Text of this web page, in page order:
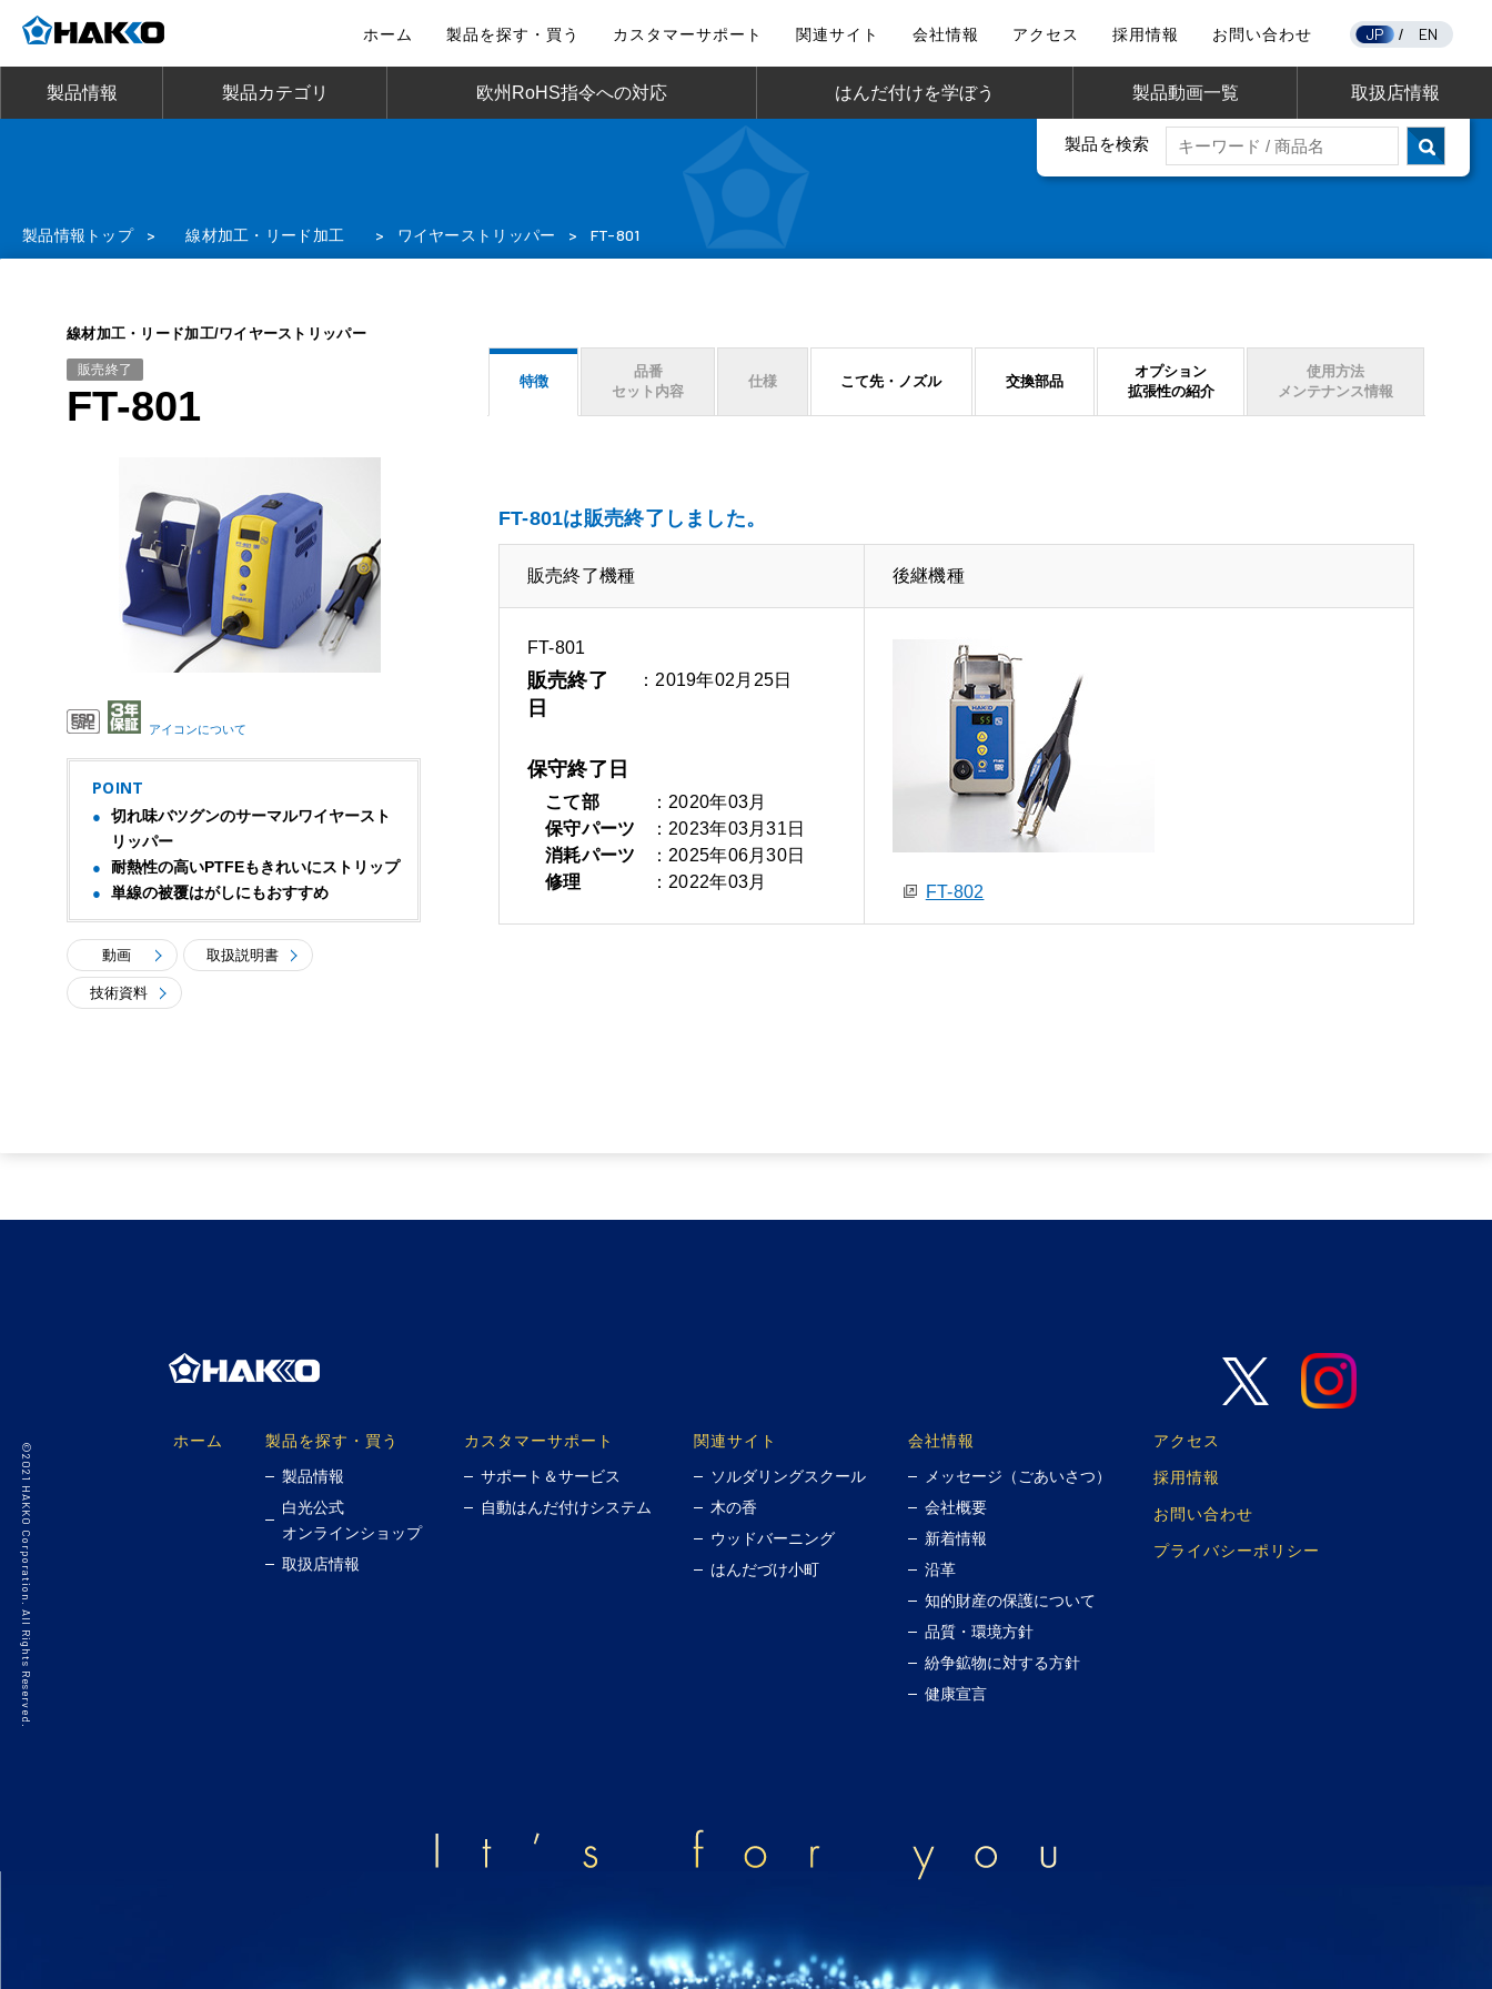
ホーム 製品を探す・買う カスタマーサポート 関連サイト 会社情報 アクセス 採用情報 お問い合わせ JP / EN
製品情報 製品カテゴリ 欧州RoHS指令への対応 はんだ付けを学ぼう 製品動画一覧 取扱店情報
製品を検索
製品情報トップ > 線材加工・リード加工 > ワイヤーストリッパー > FT-801
線材加工・リード加工/ワイヤーストリッパー
販売終了
FT-801
アイコンについて
POINT
切れ味バツグンのサーマルワイヤースト
リッパー
耐熱性の高いPTFEもきれいにストリップ
単線の被覆はがしにもおすすめ
動画 取扱説明書
技術資料
特徴
品番
セット内容
仕様 こて先・ノズル 交換部品
オプション
拡張性の紹介
使用方法
メンテナンス情報
FT-801は販売終了しました。
販売終了機種 後継機種
FT-801
販売終了
日
：2019年02月25日
保守終了日
こて部
：2020年03月
保守パーツ
：2023年03月31日
消耗パーツ
：2025年06月30日
修理
：2022年03月
FT-802
ホーム 製品を探す・買う
製品情報
白光公式
オンラインショップ
取扱店情報
カスタマーサポート
サポート＆サービス
自動はんだ付けシステム
関連サイト
ソルダリングスクール
木の香
ウッドバーニング
はんだづけ小町
会社情報
メッセージ（ごあいさつ）
会社概要
新着情報
沿革
知的財産の保護について
品質・環境方針
紛争鉱物に対する方針
健康宣言
アクセス
採用情報
お問い合わせ
プライバシーポリシー
©2021 HAKKO Corporation. All Rights Reserved.